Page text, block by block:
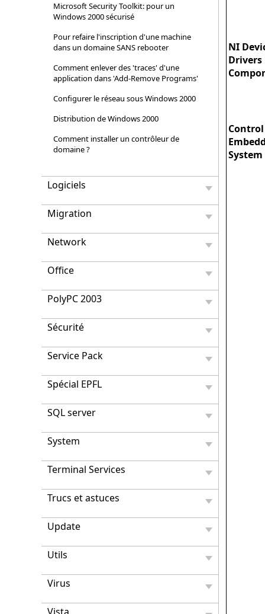
Microsoft Security Toolkit: pour un
Windows 2000 sécurisé
Pour refaire l'inscription d'une machine
dans un domaine SANS rebooter
Comment enlever des 'traces' d'une
application dans 'Add-Remove Programs'
Configurer le réseau sous Windows 2000
Distribution de Windows 2000
Comment installer un contrôleur de
domaine ?
Logiciels
Migration
Network
Office
PolyPC 2003
Sécurité
Service Pack
Spécial EPFL
SQL server
System
Terminal Services
Trucs et astuces
Update
Utils
Virus
NI
Drivers